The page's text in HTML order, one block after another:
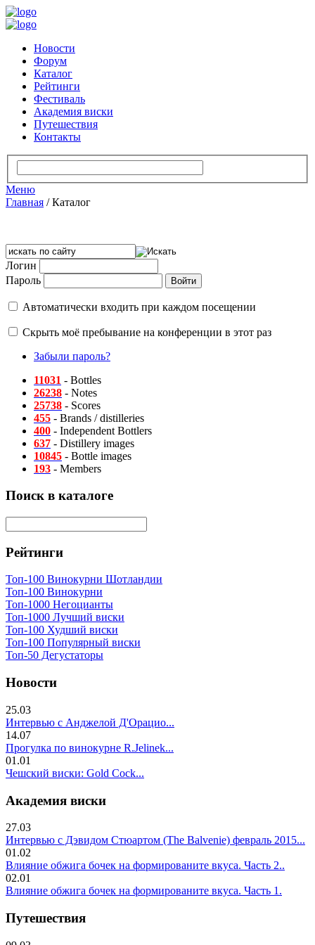
Новости
Форум
Каталог
Рейтинги
Фестиваль
Академия виски
Путешествия
Контакты
Меню
Главная /Каталог
Логин
Пароль
Автоматически входить при каждом посещении
Скрыть моё пребывание на конференции в этот раз
Забыли пароль?
11031 - Bottles
26238 - Notes
25738 - Scores
455 - Brands / distilleries
400 - Independent Bottlers
637 - Distillery images
10845 - Bottle images
193 - Members
Поиск в каталоге
Рейтинги
Топ-100 Винокурни Шотландии
Топ-100 Винокурни
Топ-1000 Негоцианты
Топ-1000 Лучший виски
Топ-100 Худший виски
Топ-100 Популярный виски
Топ-50 Дегустаторы
Новости
25.03
Интервью с Анджелой Д'Орацио...
14.07
Прогулка по винокурне R.Jelinek...
01.01
Чешский виски: Gold Cock...
Академия виски
27.03
Интервью с Дэвидом Стюартом (The Balvenie) февраль 2015...
01.02
Влияние обжига бочек на формированите вкуса. Часть 2..
02.01
Влияние обжига бочек на формированите вкуса. Часть 1.
Путешествия